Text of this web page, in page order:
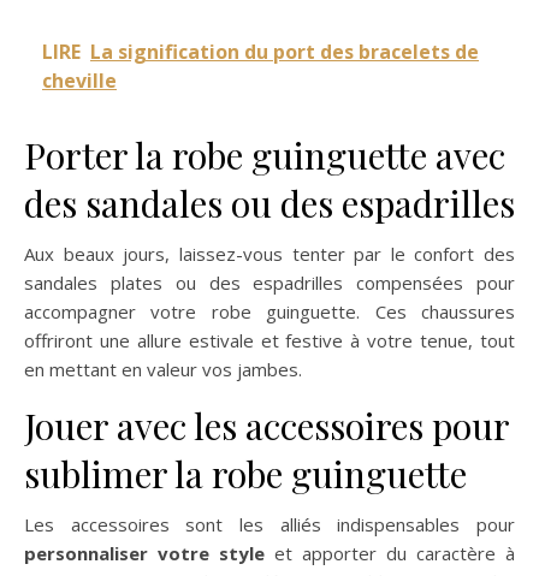
LIRE La signification du port des bracelets de
cheville
Porter la robe guinguette avec
des sandales ou des espadrilles
Aux beaux jours, laissez-vous tenter par le confort des
sandales plates ou des espadrilles compensées pour
accompagner votre robe guinguette. Ces chaussures
offriront une allure estivale et festive à votre tenue, tout
en mettant en valeur vos jambes.
Jouer avec les accessoires pour
sublimer la robe guinguette
Les accessoires sont les alliés indispensables pour
personnaliser votre style et apporter du caractère à